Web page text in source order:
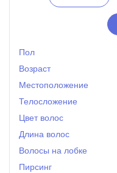
Пол
Возраст
Местоположение
Телосложение
Цвет волос
Длина волос
Волосы на лобке
Пирсинг